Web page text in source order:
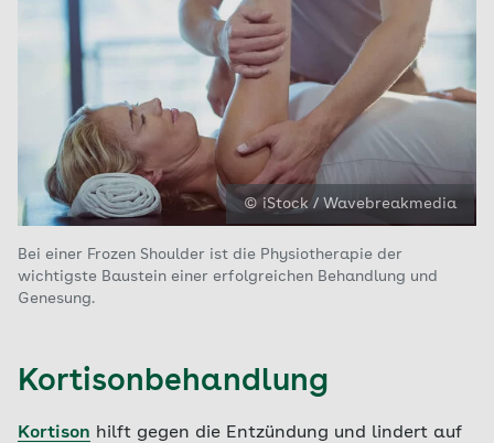
© iStock / Wavebreakmedia
Bei einer Frozen Shoulder ist die Physiotherapie der
wichtigste Baustein einer erfolgreichen Behandlung und
Genesung.
Kortisonbehandlung
Kortison hilft gegen die Entzündung und lindert auf